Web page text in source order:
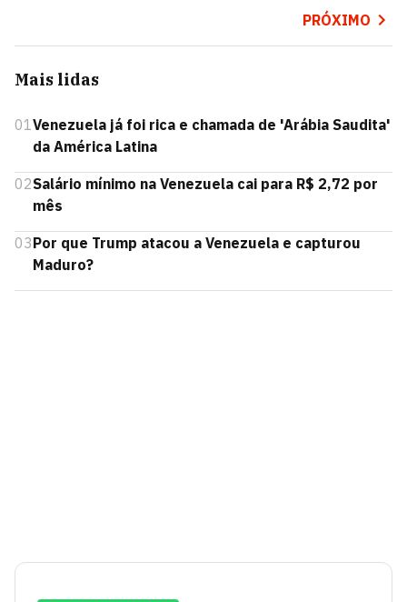
PRÓXIMO
Mais lidas
01Venezuela já foi rica e chamada de 'Arábia Saudita'
da América Latina
02Salário mínimo na Venezuela cai para R$ 2,72 por
mês
03Por que Trump atacou a Venezuela e capturou
Maduro?